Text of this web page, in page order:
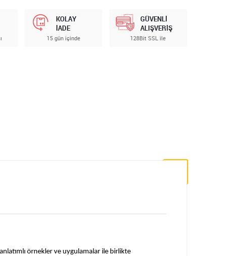
KOLAY
İADE
15 gün içinde
GÜVENLİ
ALIŞVERİŞ
128Bit SSL ile
örnekler ve uygulamalar ile birlikte